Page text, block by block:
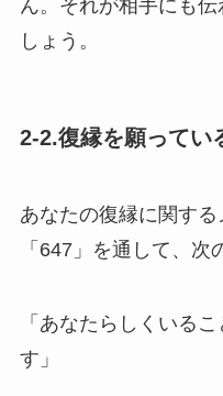
ん。それが相手にも
しょう。
2-2.復縁を願ってい
あなたの復縁に関す
「647」を通して、次
「あなたらしくいる
す」